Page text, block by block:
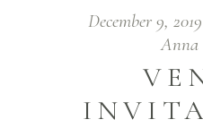
December 9, 2019
Anna